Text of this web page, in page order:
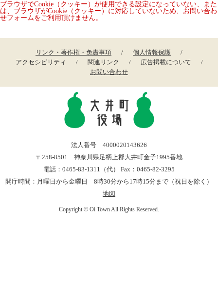
ブラウザでCookie（クッキー）が使用できる設定になっていない、また
は、ブラウザがCookie（クッキー）に対応していないため、お問い合わ
せフォームをご利用頂けません。
リンク・著作権・免責事項
個人情報保護
アクセシビリティ
関連リンク
広告掲載について
お問い合わせ
法人番号 4000020143626
〒258-8501 神奈川県足柄上郡大井町金子1995番地
電話：0465-83-1311（代） Fax：0465-82-3295
開庁時間：月曜日から金曜日 8時30分から17時15分まで（祝日を除く）
地図
Copyright © Oi Town All Rights Reserved.